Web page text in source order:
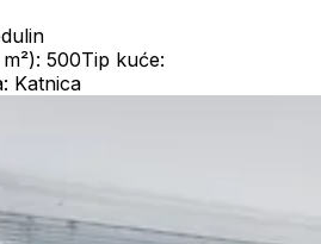
500Tip kuće:
Katnica